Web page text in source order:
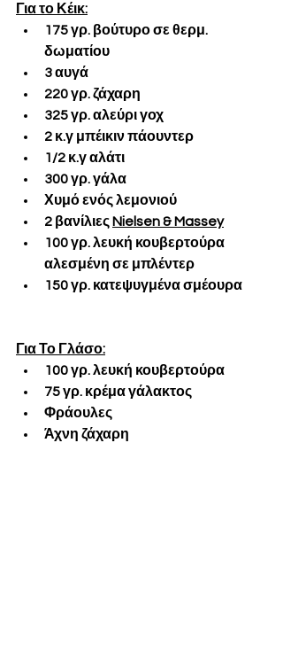
Για το Κέικ:
175 γρ. βούτυρο σε θερμ.
δωματίου
3 αυγά
220 γρ. ζάχαρη
325 γρ. αλεύρι γοχ
2 κ.γ μπέικιν πάουντερ
1/2 κ.γ αλάτι
300 γρ. γάλα
Χυμό ενός λεμονιού
2 βανίλιες Nielsen & Massey
100 γρ. λευκή κουβερτούρα
αλεσμένη σε μπλέντερ
150 γρ. κατεψυγμένα σμέουρα
Για Το Γλάσο:
100 γρ. λευκή κουβερτούρα
75 γρ. κρέμα γάλακτος
Φράουλες
Άχνη ζάχαρη